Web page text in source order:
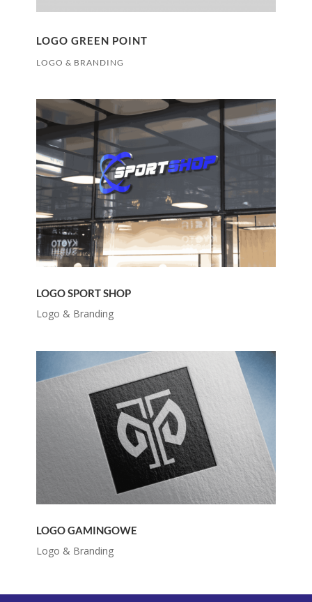
LOGO GREEN POINT
LOGO & BRANDING
LOGO SPORT SHOP
Logo & Branding
LOGO GAMINGOWE
Logo & Branding